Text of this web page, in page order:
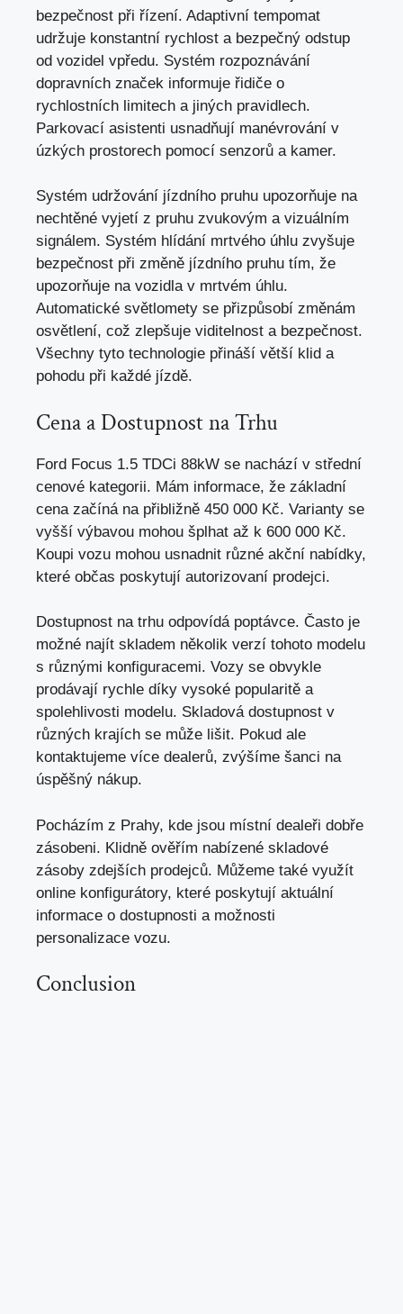
bezpečnost při řízení. Adaptivní tempomat
udržuje konstantní rychlost a bezpečný odstup
od vozidel vpředu. Systém rozpoznávání
dopravních značek informuje řidiče o
rychlostních limitech a jiných pravidlech.
Parkovací asistenti usnadňují manévrování v
úzkých prostorech pomocí senzorů a kamer.
Systém udržování jízdního pruhu upozorňuje na
nechtěné vyjetí z pruhu zvukovým a vizuálním
signálem. Systém hlídání mrtvého úhlu zvyšuje
bezpečnost při změně jízdního pruhu tím, že
upozorňuje na vozidla v mrtvém úhlu.
Automatické světlomety se přizpůsobí změnám
osvětlení, což zlepšuje viditelnost a bezpečnost.
Všechny tyto technologie přináší větší klid a
pohodu při každé jízdě.
Cena a Dostupnost na Trhu
Ford Focus 1.5 TDCi 88kW se nachází v střední
cenové kategorii. Mám informace, že základní
cena začíná na přibližně 450 000 Kč. Varianty se
vyšší výbavou mohou šplhat až k 600 000 Kč.
Koupi vozu mohou usnadnit různé akční nabídky,
které občas poskytují autorizovaní prodejci.
Dostupnost na trhu odpovídá poptávce. Často je
možné najít skladem několik verzí tohoto modelu
s různými konfiguracemi. Vozy se obvykle
prodávají rychle díky vysoké popularitě a
spolehlivosti modelu. Skladová dostupnost v
různých krajích se může lišit. Pokud ale
kontaktujeme více dealerů, zvýšíme šanci na
úspěšný nákup.
Pocházím z Prahy, kde jsou místní dealeři dobře
zásobeni. Klidně ověřím nabízené skladové
zásoby zdejších prodejců. Můžeme také využít
online konfigurátory, které poskytují aktuální
informace o dostupnosti a možnosti
personalizace vozu.
Conclusion